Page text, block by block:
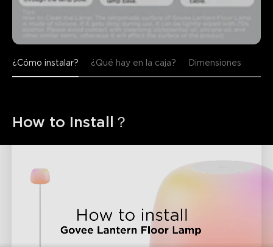
¿Cómo instalar? ¿Qué hay en la caja? Dimensiones
How to Install？